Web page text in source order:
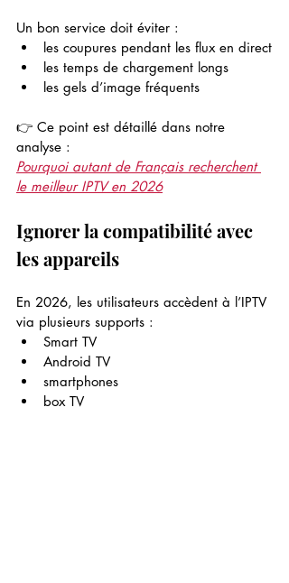
Un bon service doit éviter :
les coupures pendant les flux en direct
les temps de chargement longs
les gels d’image fréquents
👉 Ce point est détaillé dans notre
analyse :
Pourquoi autant de Français recherchent
le meilleur IPTV en 2026
Ignorer la compatibilité avec
les appareils
En 2026, les utilisateurs accèdent à l’IPTV
via plusieurs supports :
Smart TV
Android TV
smartphones
box TV